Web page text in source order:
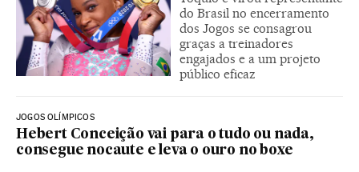
do Brasil no encerramento
dos Jogos se consagrou
graças a treinadores
engajados e a um projeto
público eficaz
JOGOS OLÍMPICOS
Hebert Conceição vai para o tudo ou nada,
consegue nocaute e leva o ouro no boxe